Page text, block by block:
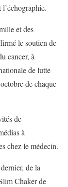
et des
le soutien de
cancer, à
de lutte
de chaque
de
à
chez le médecin.
de la
Chaker de